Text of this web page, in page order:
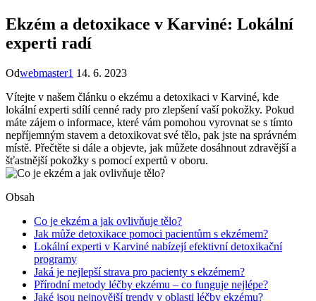
Ekzém a detoxikace v Karviné: Lokální
experti radí
Odwebmaster1 14. 6. 2023
Vítejte v našem článku o ekzému a detoxikaci v Karviné, kde
lokální experti sdílí cenné rady pro zlepšení vaší pokožky. Pokud
máte zájem o informace, které vám pomohou vyrovnat se s tímto
nepříjemným stavem a detoxikovat své tělo, pak jste na správném
místě. Přečtěte si dále a objevte, jak můžete dosáhnout zdravější a
šťastnější pokožky s pomocí expertů v oboru.
Obsah
Co je ekzém a jak ovlivňuje tělo?
Jak může detoxikace pomoci pacientům s ekzémem?
Lokální experti v Karviné nabízejí efektivní detoxikační
programy
Jaká je nejlepší strava pro pacienty s ekzémem?
Přírodní metody léčby ekzému – co funguje nejlépe?
Jaké jsou nejnovější trendy v oblasti léčby ekzému?